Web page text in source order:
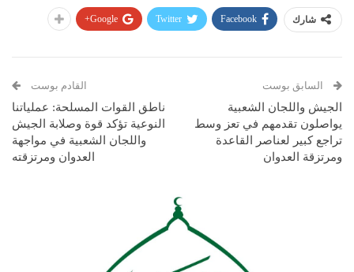
شارك Facebook
Twitter
Google+
السابق بوست
الجيش واللجان الشعبية
يواصلون تقدمهم في تعز وسط
تراجع كبير لعناصر القاعدة
ومرتزقة العدوان
القادم بوست
ناطق القوات المسلحة: عملياتنا
النوعية تؤكد قوة وصلابة الجيش
واللجان الشعبية في مواجهة
العدوان ومرتزقته